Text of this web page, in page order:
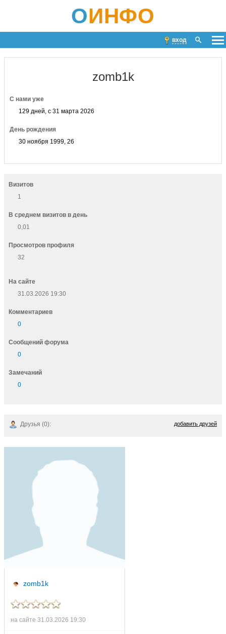
ОИНФО
вход
zomb1k
С нами уже
129 дней, с 31 марта 2026
День рождения
30 ноября 1999, 26
Визитов
1
В среднем визитов в день
0,01
Просмотров профиля
32
На сайте
31.03.2026 19:30
Комментариев
0
Cообщений форума
0
Замечаний
0
Друзья (0): добавить друзей
zomb1k
на сайте 31.03.2026 19:30